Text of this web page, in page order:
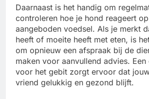
Daarnaast is het handig om
controleren hoe je hond reageert
aangeboden voedsel. Als je merkt
heeft of moeite heeft met eten, is
om opnieuw een afspraak bij de
maken voor aanvullend advies.
voor het gebit zorgt ervoor dat
vriend gelukkig en gezond blijft.